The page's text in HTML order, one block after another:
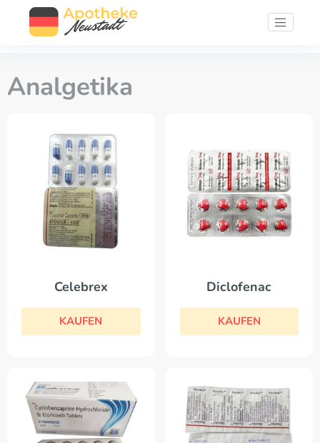
Analgetika
Celebrex
KAUFEN
Diclofenac
KAUFEN